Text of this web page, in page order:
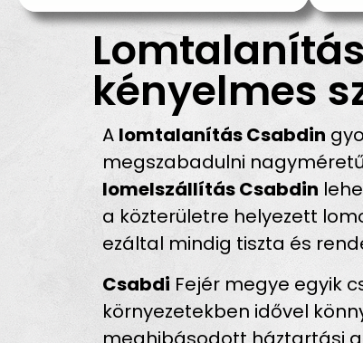
kényelmes
A lomtalanítás Csabdin
megszabadulni
lomelszállítás Csabdin
a közterületre helyezett
ezáltal mindig tiszta és
Csabdi Fejér megye egyik
környezetekben idővel